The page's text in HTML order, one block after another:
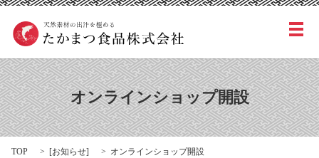
メ
オンラインショップ開設
TOP [お知らせ] オンラインショップ開設